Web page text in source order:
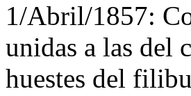
1/Abril/1857:
unidas a las del
huestes del